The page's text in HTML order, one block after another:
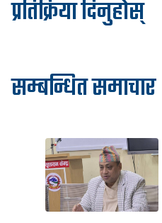
प्रतिक्रिया दिनुहोस्
सम्बन्धित समाचार